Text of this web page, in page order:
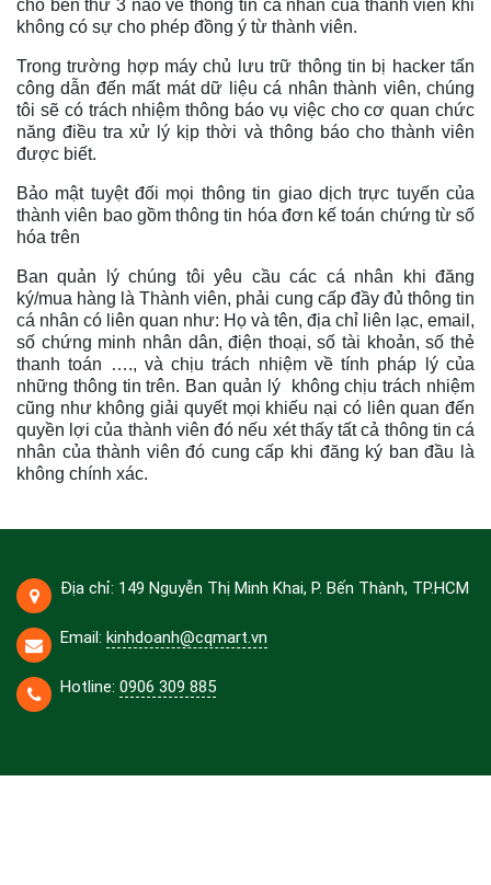
cho bên thứ 3 nào về thông tin cá nhân của thành viên khi
không có sự cho phép đồng ý từ thành viên.
Trong trường hợp máy chủ lưu trữ thông tin bị hacker tấn
công dẫn đến mất mát dữ liệu cá nhân thành viên, chúng
tôi sẽ có trách nhiệm thông báo vụ việc cho cơ quan chức
năng điều tra xử lý kịp thời và thông báo cho thành viên
được biết.
Bảo mật tuyệt đối mọi thông tin giao dịch trực tuyến của
thành viên bao gồm thông tin hóa đơn kế toán chứng từ số
hóa trên
Ban quản lý chúng tôi yêu cầu các cá nhân khi đăng
ký/mua hàng là Thành viên, phải cung cấp đầy đủ thông tin
cá nhân có liên quan như: Họ và tên, địa chỉ liên lạc, email,
số chứng minh nhân dân, điện thoại, số tài khoản, số thẻ
thanh toán …., và chịu trách nhiệm về tính pháp lý của
những thông tin trên. Ban quản lý không chịu trách nhiệm
cũng như không giải quyết mọi khiếu nại có liên quan đến
quyền lợi của thành viên đó nếu xét thấy tất cả thông tin cá
nhân của thành viên đó cung cấp khi đăng ký ban đầu là
không chính xác.
Địa chỉ: 149 Nguyễn Thị Minh Khai, P. Bến Thành, TP.HCM
Email: kinhdoanh@cqmart.vn
Hotline: 0906 309 885